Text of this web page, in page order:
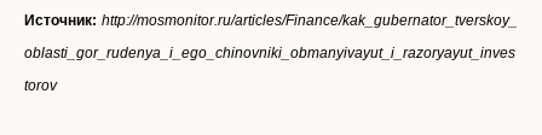
Источник: http://mosmonitor.ru/articles/Finance/kak_gubernator_tverskoy_
oblasti_gor_rudenya_i_ego_chinovniki_obmanyivayut_i_razoryayut_inves
torov